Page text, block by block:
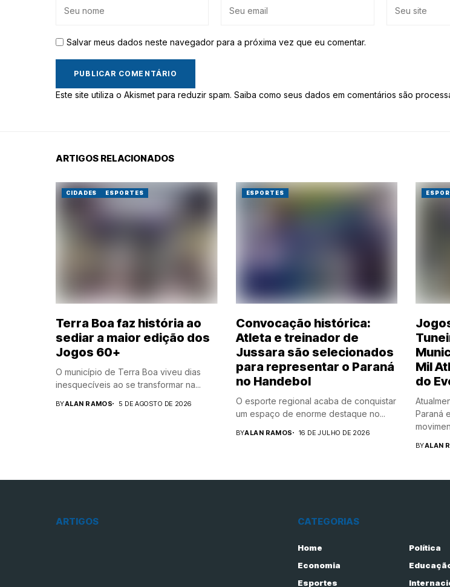
Salvar meus dados neste navegador para a próxima vez que eu comentar.
Este site utiliza o Akismet para reduzir spam. Saiba como seus dados em comentários são
ARTIGOS RELACIONADOS
CIDADES ESPORTES
Terra Boa faz história ao
sediar a maior edição dos
Jogos 60+
O município de Terra Boa viveu dias
inesquecíveis ao se transformar na...
BYALAN RAMOS 5 DE AGOSTO DE 2026
ESPORTES
Convocação histórica:
Atleta e treinador de
Jussara são selecionados
para representar o Paraná
no Handebol
O esporte regional acaba de conquistar
um espaço de enorme destaque no...
BYALAN RAMOS 16 DE JULHO DE 2026
Mil
do
Paraná
BYALAN
ARTIGOS CATEGORIAS
Home
Política
Economia
Esportes